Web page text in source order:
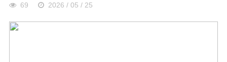
69 2026 / 05 / 25